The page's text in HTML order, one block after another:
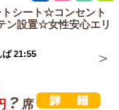
シート☆コンセント
ン設置☆女性安心エリ
ば 21:55
? 席